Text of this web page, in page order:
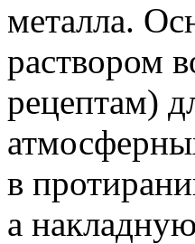
металла.
раствором
рецептам)
в
а